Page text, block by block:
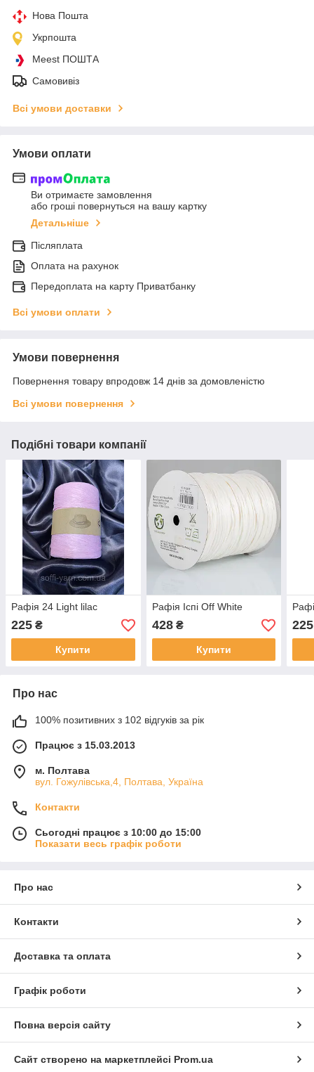
Нова Пошта
Укрпошта
Meest ПОШТА
Самовивіз
Всі умови доставки
Умови оплати
Ви отримаєте замовлення
або гроші повернуться на вашу картку
Детальніше
Післяплата
Оплата на рахунок
Передоплата на карту Приватбанку
Всі умови оплати
Умови повернення
Повернення товару впродовж 14 днів за домовленістю
Всі умови повернення
Подібні товари компанії
Рафія 24 Light lilac
225 ₴
Купити
Рафія Іспі Off White
428₴
Купити
225
Про нас
100% позитивних з 102 відгуків за рік
Працює з 15.03.2013
м. Полтава
вул. Гожулівська,4, Полтава, Україна
Контакти
Сьогодні працює з 10:00 до 15:00
Показати весь графік роботи
Про нас
Контакти
Доставка та оплата
Графік роботи
Повна версія сайту
Сайт створено на маркетплейсі Prom.ua